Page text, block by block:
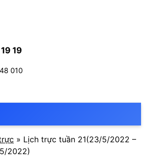
19
010
» Lịch trực tuần 21(23/5/2022 –
2022)